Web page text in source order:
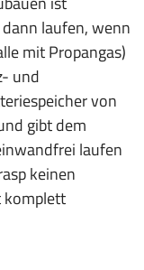
laufen, wenn
mit Propangas)
und
von
gibt dem
laufen
keinen
komplett